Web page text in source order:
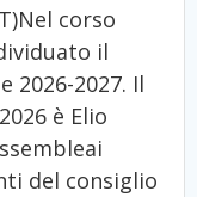
corso
il
2026-2027. Il
è Elio
del consiglio